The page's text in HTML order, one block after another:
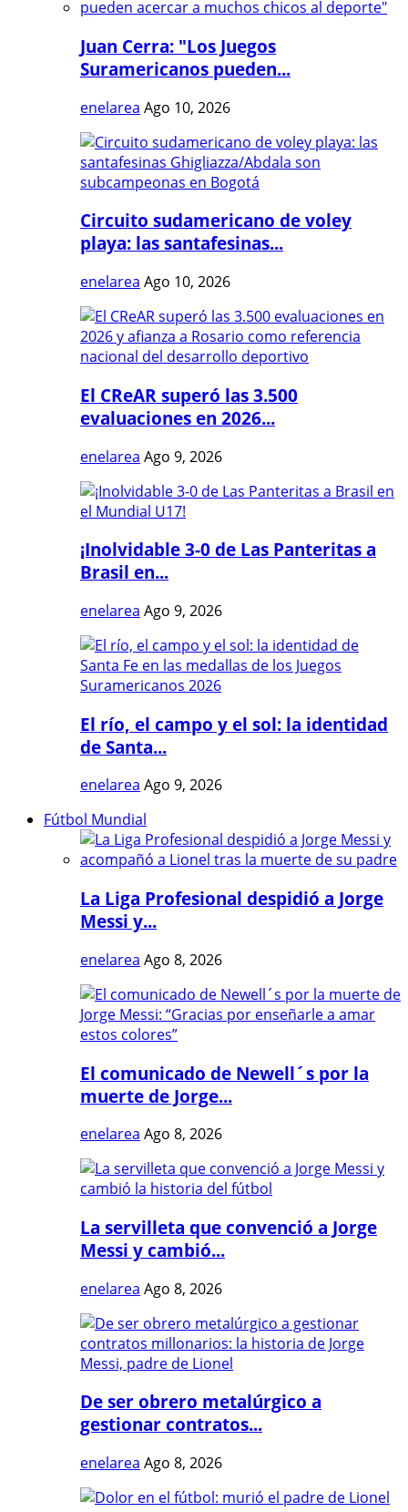
Juan Cerra: "Los Juegos
Suramericanos pueden...
enelarea Ago 10, 2026
Circuito sudamericano de voley
playa: las santafesinas...
enelarea Ago 10, 2026
El CReAR superó las 3.500
evaluaciones en 2026...
enelarea Ago 9, 2026
¡Inolvidable 3-0 de Las Panteritas a
Brasil en...
enelarea Ago 9, 2026
El río, el campo y el sol: la identidad
de Santa...
enelarea Ago 9, 2026
Fútbol Mundial
La Liga Profesional despidió a Jorge
Messi y...
enelarea Ago 8, 2026
El comunicado de Newell´s por la
muerte de Jorge...
enelarea Ago 8, 2026
La servilleta que convenció a Jorge
Messi y cambió...
enelarea Ago 8, 2026
De ser obrero metalúrgico a
gestionar contratos...
enelarea Ago 8, 2026